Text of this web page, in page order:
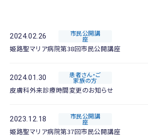
2024.02.26 市民公開講
座
姫路聖マリア病院第38回市民公開講座
2024.01.30 患者さん・ご
家族の方
皮膚科外来診療時間変更のお知らせ
2023.12.18 市民公開講
座
姫路聖マリア病院第37回市民公開講座